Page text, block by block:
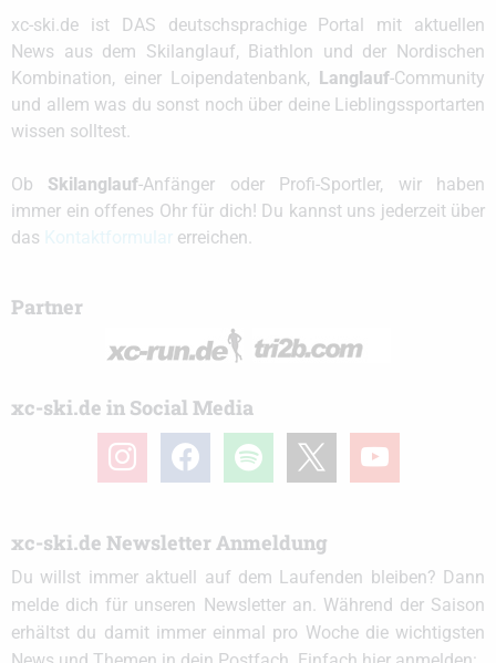
xc-ski.de ist DAS deutschsprachige Portal mit aktuellen
News aus dem Skilanglauf, Biathlon und der Nordischen
Kombination, einer Loipendatenbank,
Langlauf-Community
und allem was du sonst noch über deine Lieblingssportarten
wissen solltest.
Ob Skilanglauf-Anfänger oder Profi-Sportler, wir haben
immer ein offenes Ohr für dich! Du kannst uns jederzeit über
das
erreichen.
Partner
xc-ski.de in Social Media
instagramfacebook spotify youtube
xc-ski.de Newsletter Anmeldung
Du willst immer aktuell auf dem Laufenden bleiben? Dann
melde dich für unseren Newsletter an. Während der Saison
erhältst du damit immer einmal pro Woche die wichtigsten